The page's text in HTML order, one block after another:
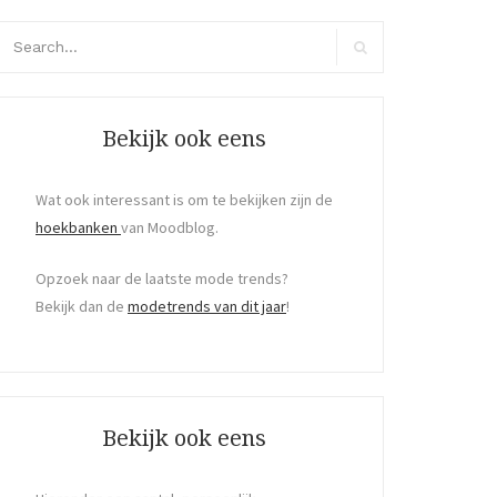
Bekijk ook eens
Wat ook interessant is om te bekijken zijn de
hoekbanken van Moodblog.
Opzoek naar de laatste mode trends?
Bekijk dan de modetrends van dit jaar!
Bekijk ook eens